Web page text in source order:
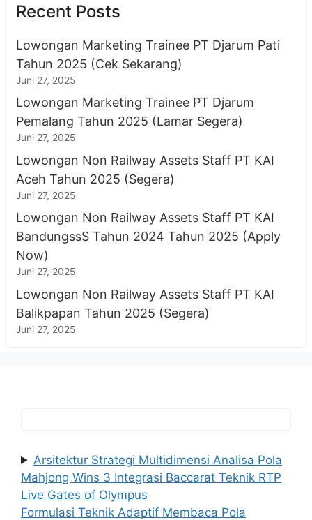
Recent Posts
Lowongan Marketing Trainee PT Djarum Pati
Tahun 2025 (Cek Sekarang)
Juni 27, 2025
Lowongan Marketing Trainee PT Djarum
Pemalang Tahun 2025 (Lamar Segera)
Juni 27, 2025
Lowongan Non Railway Assets Staff PT KAI
Aceh Tahun 2025 (Segera)
Juni 27, 2025
Lowongan Non Railway Assets Staff PT KAI
BandungssS Tahun 2024 Tahun 2025 (Apply
Now)
Juni 27, 2025
Lowongan Non Railway Assets Staff PT KAI
Balikpapan Tahun 2025 (Segera)
Juni 27, 2025
Arsitektur Strategi Multidimensi Analisa Pola
Mahjong Wins 3 Integrasi Baccarat Teknik RTP
Live Gates of Olympus
Formulasi Teknik Adaptif Membaca Pola